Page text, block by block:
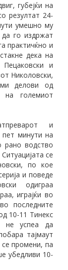
губејќи на
резултат 24-
умешно му
го издржат
практичќно и
дека на
и
Николовски,
делови од
на големиот
и
минути на
рано водство
се
по кое
и поведе
одиграа
играјќи во
последните
10-11 Тинекс
не успеа да
тајмаут
се промени, па
убедливи 10-